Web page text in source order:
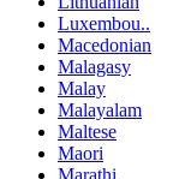
Luxembou..
Macedonian
Malagasy
Malay
Malayalam
Maltese
Maori